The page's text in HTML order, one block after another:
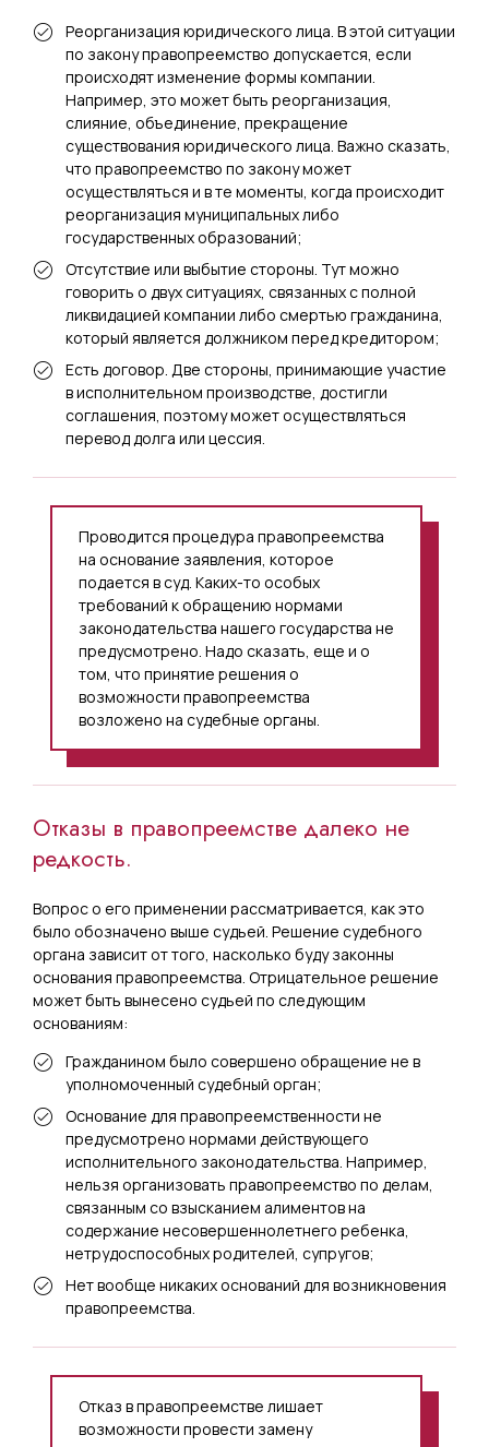
Реорганизация юридического лица. В этой ситуации
по закону правопреемство допускается, если
происходят изменение формы компании.
Например, это может быть реорганизация,
слияние, объединение, прекращение
существования юридического лица. Важно сказать,
что правопреемство по закону может
осуществляться и в те моменты, когда происходит
реорганизация муниципальных либо
государственных образований;
Отсутствие или выбытие стороны. Тут можно
говорить о двух ситуациях, связанных с полной
ликвидацией компании либо смертью гражданина,
который является должником перед кредитором;
Есть договор. Две стороны, принимающие участие
в исполнительном производстве, достигли
соглашения, поэтому может осуществляться
перевод долга или цессия.
Проводится процедура правопреемства
на основание заявления, которое
подается в суд. Каких-то особых
требований к обращению нормами
законодательства нашего государства не
предусмотрено. Надо сказать, еще и о
том, что принятие решения о
возможности правопреемства
возложено на судебные органы.
Отказы в правопреемстве далеко не
редкость.
Вопрос о его применении рассматривается, как это
было обозначено выше судьей. Решение судебного
органа зависит от того, насколько буду законны
основания правопреемства. Отрицательное решение
может быть вынесено судьей по следующим
основаниям:
Гражданином было совершено обращение не в
уполномоченный судебный орган;
Основание для правопреемственности не
предусмотрено нормами действующего
исполнительного законодательства. Например,
нельзя организовать правопреемство по делам,
связанным со взысканием алиментов на
содержание несовершеннолетнего ребенка,
нетрудоспособных родителей, супругов;
Нет вообще никаких оснований для возникновения
правопреемства.
Отказ в правопреемстве лишает
возможности провести замену